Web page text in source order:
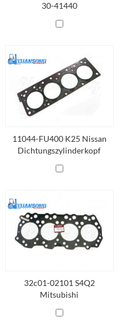
30-41440
11044-FU400 K25 Nissan
Dichtungszylinderkopf
32c01-02101 S4Q2
Mitsubishi
Asbest